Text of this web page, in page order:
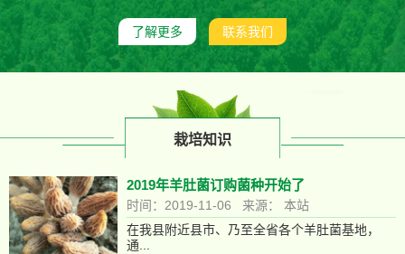
了解更多 联系我们
栽培知识
2019年羊肚菌订购菌种开始了
时间：2019-11-06 来源： 本站
在我县附近县市、乃至全省各个羊肚菌基地，
通...